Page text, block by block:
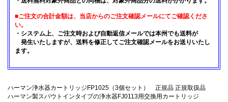
■ご注文の合計金額は、当店からのご注文確認メールにてご確認くださ
い。
・システム上、ご注文時および自動返信メールでは本州でも送料が
発生いたしますが、送料を修正してご注文確認メールをお送りいたし
ます。
ハーマン浄水器カートリッジFP1025（3個セット） 正規品 正規取扱品
ハーマン製スパウトインタイプの浄水器FJ0113用交換用カートリッジ